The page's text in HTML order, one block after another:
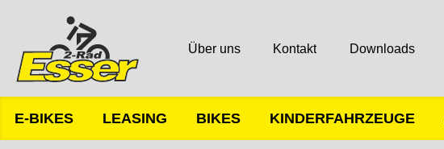
Über uns Kontakt Downloads
E-BIKES LEASING BIKES KINDERFAHRZEUGE